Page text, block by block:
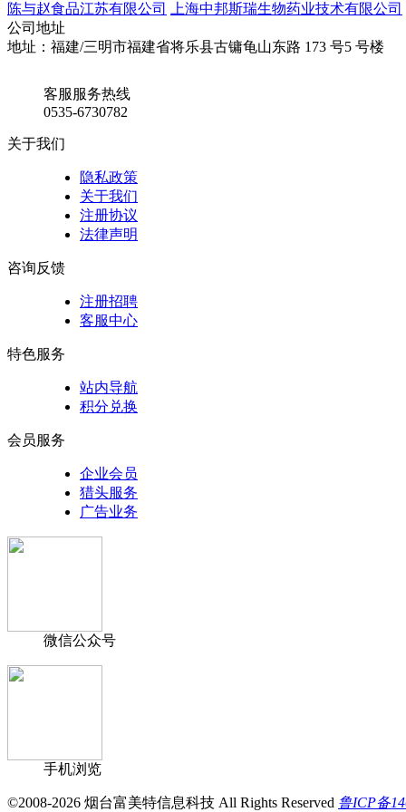
陈与赵食品江苏有限公司
上海中邦斯瑞生物药业技术有限公司
公司地址
地址：福建/三明市福建省将乐县古镛龟山东路 173 号5 号楼
客服服务热线
0535-6730782
关于我们
隐私政策
关于我们
注册协议
法律声明
咨询反馈
注册招聘
客服中心
特色服务
站内导航
积分兑换
会员服务
企业会员
猎头服务
广告业务
微信公众号
手机浏览
©2008-2026 烟台富美特信息科技 All Rights Reserved 鲁ICP备